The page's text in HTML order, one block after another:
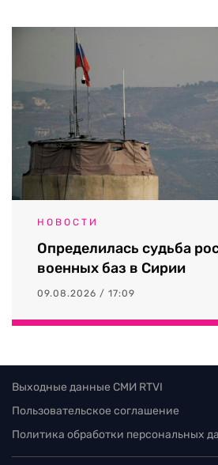
НОВОСТИ
Определилась судьба
военных баз в Сирии
09.08.2026 / 17:09
Выходные данные СМИ RTVI
Пользовательское соглашение
Политика обработки персональных